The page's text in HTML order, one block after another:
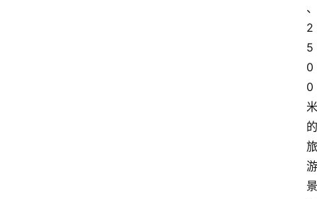
、
2
5
0
0
米
的
旅
游
景